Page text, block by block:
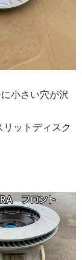
小さい穴が沢
ットディスク